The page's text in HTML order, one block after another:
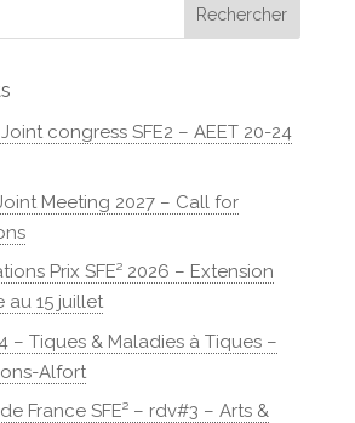
congress SFE2 – AEET 20-24
Meeting 2027 – Call for
Prix SFE² 2026 – Extension
au 15 juillet
– Tiques & Maladies à Tiques –
Alfort
France SFE² – rdv#3 – Arts &